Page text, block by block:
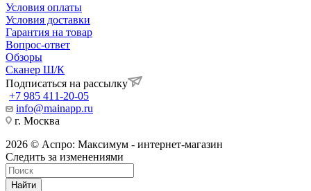
Условия оплаты
Условия доставки
Гарантия на товар
Вопрос-ответ
Обзоры
Сканер Ш/К
Подписаться на рассылку
+7 985 411-20-05
info@mainapp.ru
г. Москва
2026 © Аспро: Максимум - интернет-магазин
Следить за изменениями
Найти